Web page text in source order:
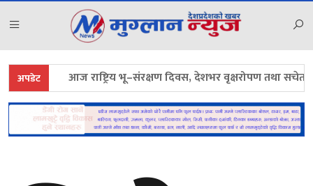
अपडेटआज राष्ट्रिय भू–संरक्षण दिवस, देशभर वृक्षरोपण तथा सचेतनामूलक